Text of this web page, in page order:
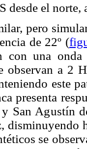
desde el norte,
pero
de 22º (
con una
observan a 2
este
presenta
San Agustín
disminuyendo
se